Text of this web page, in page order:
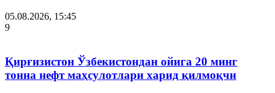
05.08.2026, 15:45
9
Қирғизистон Ўзбекистондан ойига 20 минг
тонна нефт маҳсулотлари харид қилмоқчи